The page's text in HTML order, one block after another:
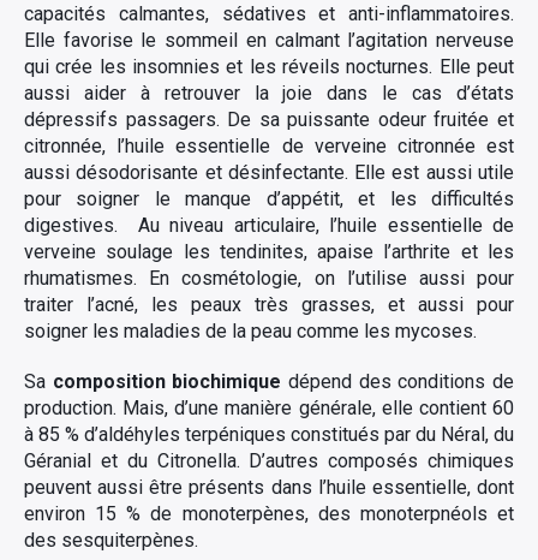
capacités calmantes, sédatives et anti-inflammatoires.
Elle favorise le sommeil en calmant l’agitation nerveuse
qui crée les insomnies et les réveils nocturnes. Elle peut
aussi aider à retrouver la joie dans le cas d’états
dépressifs passagers. De sa puissante odeur fruitée et
citronnée, l’huile essentielle de verveine citronnée est
aussi désodorisante et désinfectante. Elle est aussi utile
pour soigner le manque d’appétit, et les difficultés
digestives. Au niveau articulaire, l’huile essentielle de
verveine soulage les tendinites, apaise l’arthrite et les
rhumatismes. En cosmétologie, on l’utilise aussi pour
traiter l’acné, les peaux très grasses, et aussi pour
soigner les maladies de la peau comme les mycoses.
Sa composition biochimique dépend des conditions de
production. Mais, d’une manière générale, elle contient 60
à 85 % d’aldéhyles terpéniques constitués par du Néral, du
Géranial et du Citronella. D’autres composés chimiques
peuvent aussi être présents dans l’huile essentielle, dont
environ 15 % de monoterpènes, des monoterpnéols et
des sesquiterpènes.